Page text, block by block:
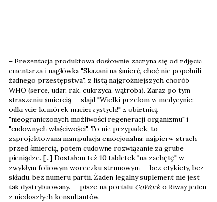
– Prezentacja produktowa dosłownie zaczyna się od zdjęcia
cmentarza i nagłówka "Skazani na śmierć, choć nie popełnili
żadnego przestępstwa", z listą najgroźniejszych chorób
WHO (serce, udar, rak, cukrzyca, wątroba). Zaraz po tym
straszeniu śmiercią — slajd "Wielki przełom w medycynie:
odkrycie komórek macierzystych!" z obietnicą
"nieograniczonych możliwości regeneracji organizmu" i
"cudownych właściwości". To nie przypadek, to
zaprojektowana manipulacja emocjonalna: najpierw strach
przed śmiercią, potem cudowne rozwiązanie za grube
pieniądze. [...] Dostałem też 10 tabletek "na zachętę" w
zwykłym foliowym woreczku strunowym — bez etykiety, bez
składu, bez numeru partii. Żaden legalny suplement nie jest
tak dystrybuowany. – pisze na portalu GoWorko Riway jeden
z niedoszłych konsultantów.